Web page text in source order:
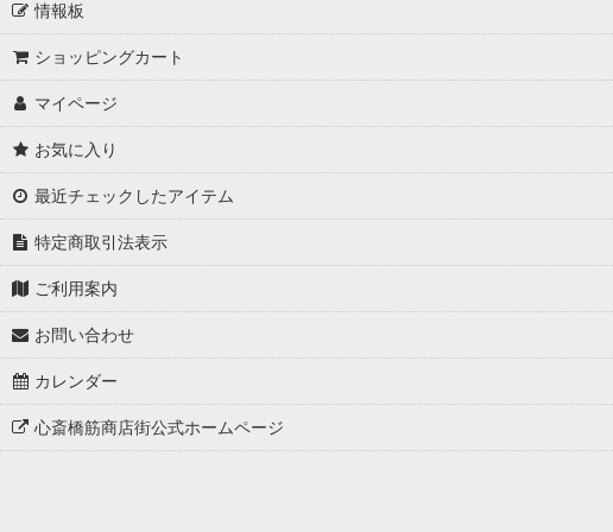
情報板
ショッピングカート
マイページ
お気に入り
最近チェックしたアイテム
特定商取引法表示
ご利用案内
お問い合わせ
カレンダー
心斎橋筋商店街公式ホームページ